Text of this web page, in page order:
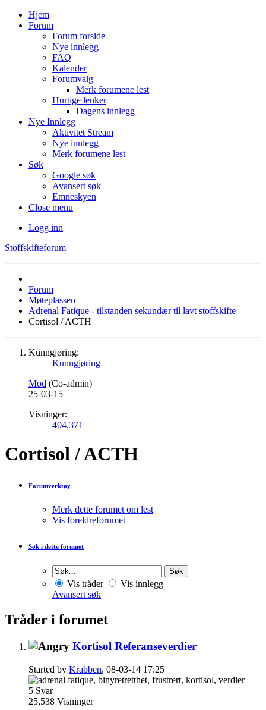
Hjem
Forum
Forum forside
Nye innlegg
FAQ
Kalender
Forumvalg
Merk forumene lest
Hurtige lenker
Dagens innlegg
Nye Innlegg
Aktivitet Stream
Nye innlegg
Merk forumene lest
Søk
Google søk
Avansert søk
Emneskyen
Close menu
Logg inn
Stoffskifteforum
Forum
Møteplassen
Adrenal Fatique - tilstanden sekundær til lavt stoffskifte
Cortisol / ACTH
Kunngjøring:
Kunngjøring
Mod (Co-admin)
25-03-15
Visninger:
404,371
Cortisol / ACTH
Forumverktøy
Merk dette forumet om lest
Vis foreldreforumet
Søk i dette forumet
Vis tråder
Vis innlegg
Avansert søk
Tråder i forumet
Kortisol Referanseverdier
Started by Krabben, 08-03-14 17:25
5 Svar
25,538 Visninger